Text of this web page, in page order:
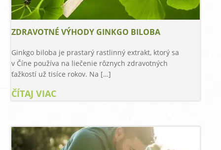
ZDRAVOTNÉ VÝHODY GINKGO BILOBA
Ginkgo biloba je prastarý rastlinný extrakt, ktorý sa
v Číne používa na liečenie rôznych zdravotných
ťažkostí už tisíce rokov. Na […]
ČÍTAJ VIAC